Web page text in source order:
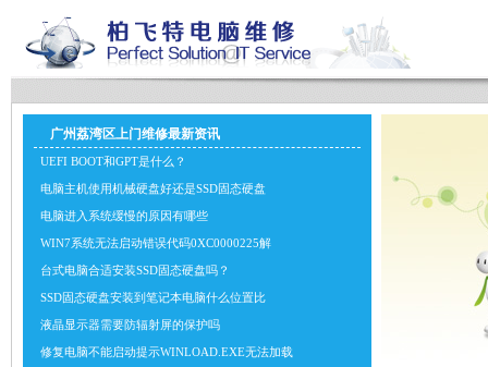
广州荔湾区上门维修最新资讯
UEFI BOOT和GPT是什么？
电脑主机使用机械硬盘好还是SSD固态硬盘
电脑进入系统缓慢的原因有哪些
WIN7系统无法启动错误代码0XC0000225解
台式电脑合适安装SSD固态硬盘吗？
SSD固态硬盘安装到笔记本电脑什么位置比
液晶显示器需要防辐射屏的保护吗
修复电脑不能启动提示WINLOAD.EXE无法加载